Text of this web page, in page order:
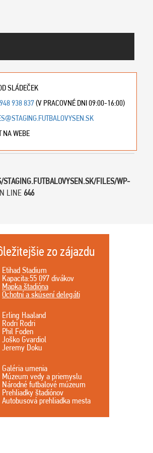
SLÁDEČEK
938 837(V PRACOVNÉ DNI 09:00-16:00)
NA WEBE
STAGING.FUTBALOVYSEN.SK/FILES/WP-
LINE 646
zo zájazdu
Etihad Stadium
Kapacita:55 097 divákov
Mapka štadióna
Ochotní a skúsení delegáti
Erling Haaland
Rodri Rodri
Phil Foden
Joško Gvardiol
Jeremy Doku
Galéria umenia
Múzeum vedy a priemyslu
Národné futbalové múzeum
Prehliadky štadiónov
Autobusová prehliadka mesta